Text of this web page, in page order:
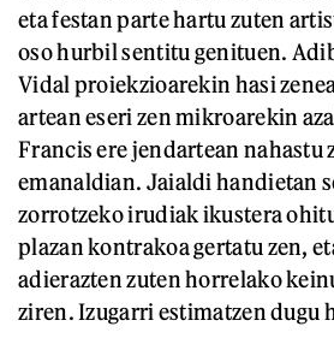
eta festan parte hartu zuten
oso hurbil sentitu genituen.
Vidal proiekzioarekin hasi
artean eseri zen mikroarekin
Francis ere jendartean nahastu
emanaldian. Jaialdi handietan
zorrotzeko irudiak ikustera
plazan kontrakoa gertatu zen,
adierazten zuten horrelako
ziren. Izugarri estimatzen dugu